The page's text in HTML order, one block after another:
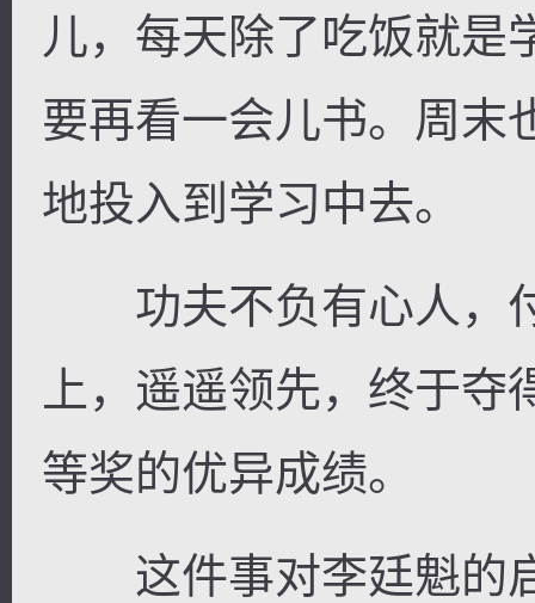
儿，每天除了吃饭就是
要再看一会儿书。周末
地投入到学习中去。
功夫不负有心人，
上，遥遥领先，终于
等奖的优异成绩。
这件事对李廷魁的